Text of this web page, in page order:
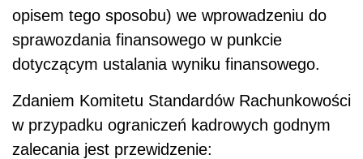
opisem tego sposobu) we wprowadzeniu do
sprawozdania finansowego w punkcie
dotyczącym ustalania wyniku finansowego.
Zdaniem Komitetu Standardów Rachunkowości
wprzypadku ograniczeń kadrowych godnym
zalecania jest przewidzenie: